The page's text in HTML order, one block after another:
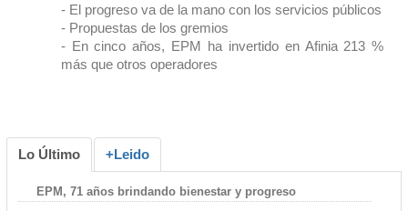
- El progreso va de la mano con los servicios públicos
- Propuestas de los gremios
- En cinco años, EPM ha invertido en Afinia 213 %
más que otros operadores
Lo Último +Leido
EPM, 71 años brindando bienestar y progreso